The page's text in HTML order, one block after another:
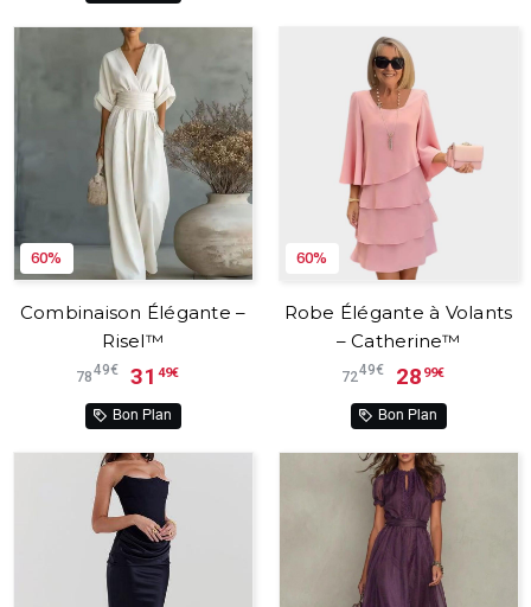
60%
Combinaison Élégante –
Risel™
7849€ 31 49€
Bon Plan
60%
Robe Élégante à Volants
– Catherine™
7249€ 28 99€
Bon Plan